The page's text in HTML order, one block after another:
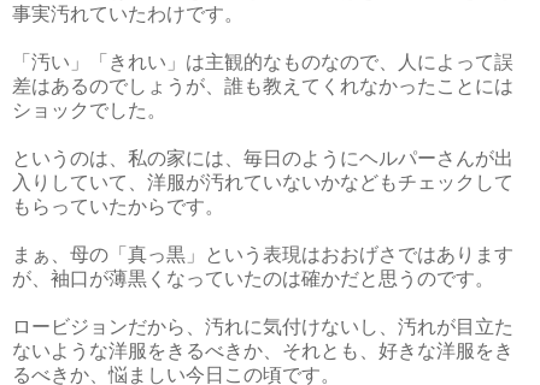
事実汚れていたわけです。
「汚い」「きれい」は主観的なものなので、人によって誤
差はあるのでしょうが、誰も教えてくれなかったことには
ショックでした。
というのは、私の家には、毎日のようにヘルパーさんが出
入りしていて、洋服が汚れていないかなどもチェックして
もらっていたからです。
まぁ、母の「真っ黒」という表現はおおげさではあります
が、袖口が薄黒くなっていたのは確かだと思うのです。
ロービジョンだから、汚れに気付けないし、汚れが目立た
ないような洋服をきるべきか、それとも、好きな洋服をき
るべきか、悩ましい今日この頃です。